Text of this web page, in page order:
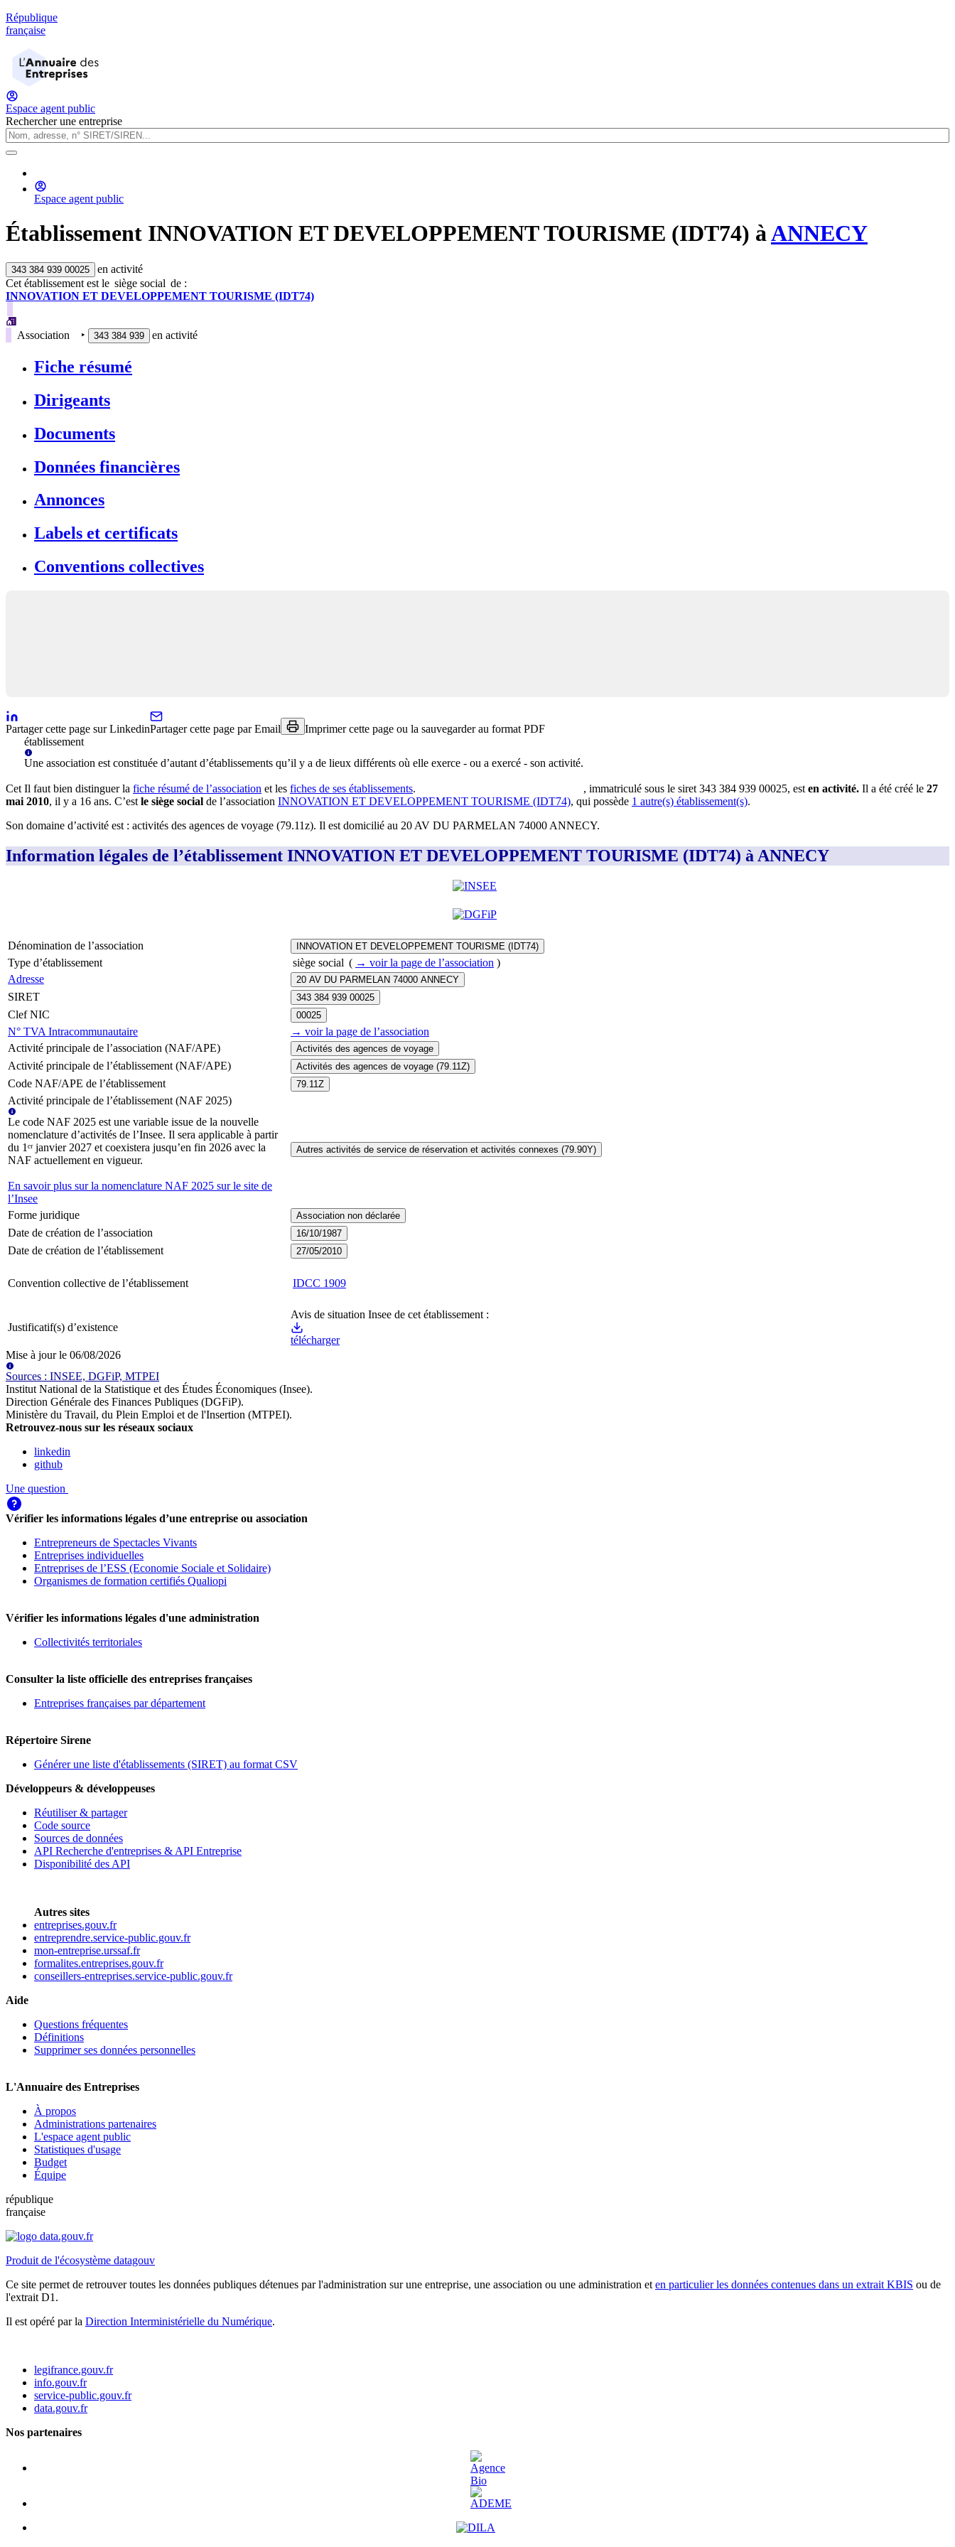
République
française
Espace agent public
Rechercher une entreprise
Espace agent public
Établissement INNOVATION ET DEVELOPPEMENT TOURISME (IDT74) àANNECY
343 384 939 00025
en activité
Cet établissement est le siège social de :
INNOVATION ET DEVELOPPEMENT TOURISME (IDT74)
Association ‣ 343 384 939 en activité
Fiche résumé
Dirigeants
Documents
Données financières
Annonces
Labels et certificats
Conventions collectives
Partager cette page sur LinkedinPartager cette page par Email Imprimer cette page ou la sauvegarder au format PDF
Cet
établissement
Une association est constituée d’autant d’établissements qu’il y a de lieux différents où elle exerce - ou a exercé - son activité.
Il faut bien distinguer la fiche résumé de l’association et les fiches de ses établissements. , immatriculé sous le siret 343 384 939 00025, est en activité. Il a été créé le 27
mai 2010, il y a 16 ans. C’est le siège social de l’association INNOVATION ET DEVELOPPEMENT TOURISME (IDT74), qui possède 1 autre(s) établissement(s).
Son domaine d’activité est : activités des agences de voyage (79.11z). Il est domicilié au 20 AV DU PARMELAN 74000 ANNECY.
Information légales de l’établissement INNOVATION ET DEVELOPPEMENT TOURISME (IDT74) à ANNECY
Dénomination de l’association INNOVATION ET DEVELOPPEMENT TOURISME (IDT74)
Type d’établissement siège social ( → voir la page de l’association )
Adresse
20 AV DU PARMELAN 74000 ANNECY
SIRET 343 384 939 00025
Clef NIC 00025
N° TVA Intracommunautaire → voir la page de l’association
Activité principale de l’association (NAF/APE)
Activités des agences de voyage
Activité principale de l’établissement (NAF/APE) Activités des agences de voyage (79.11Z)
Code NAF/APE de l’établissement 79.11Z
Activité principale de l’établissement (NAF 2025)
Le code NAF 2025 est une variable issue de la nouvelle
nomenclature d’activités de l’Insee. Il sera applicable à partir
du 1ᵉʳ janvier 2027 et coexistera jusqu’en fin 2026 avec la
NAF actuellement en vigueur.
En savoir plus sur la nomenclature NAF 2025 sur le site de
l’Insee
Autres activités de service de réservation et activités connexes (79.90Y)
Forme juridique Association non déclarée
Date de création de l’association 16/10/1987
Date de création de l’établissement 27/05/2010
Convention collective de l’établissement IDCC 1909
Justificatif(s) d’existence
Avis de situation Insee de cet établissement :
télécharger
Mise à jour le 06/08/2026
Sources : INSEE, DGFiP, MTPEI
Institut National de la Statistique et des Études Économiques (Insee).
Direction Générale des Finances Publiques (DGFiP).
Ministère du Travail, du Plein Emploi et de l'Insertion (MTPEI).
Retrouvez-nous sur les réseaux sociaux
linkedin
github
Une question
Vérifier les informations légales d’une entreprise ou association
Entrepreneurs de Spectacles Vivants
Entreprises individuelles
Entreprises de l’ESS (Economie Sociale et Solidaire)
Organismes de formation certifiés Qualiopi
Vérifier les informations légales d'une administration
Collectivités territoriales
Consulter la liste officielle des entreprises françaises
Entreprises françaises par département
Répertoire Sirene
Générer une liste d'établissements (SIRET) au format CSV
Développeurs & développeuses
Réutiliser & partager
Code source
Sources de données
API Recherche d'entreprises & API Entreprise
Disponibilité des API
Autres sites
entreprises.gouv.fr
entreprendre.service-public.gouv.fr
mon-entreprise.urssaf.fr
formalites.entreprises.gouv.fr
conseillers-entreprises.service-public.gouv.fr
Aide
Questions fréquentes
Définitions
Supprimer ses données personnelles
L'Annuaire des Entreprises
À propos
Administrations partenaires
L'espace agent public
Statistiques d'usage
Budget
Équipe
république
française
Produit de l'écosystème datagouv
Ce site permet de retrouver toutes les données publiques détenues par l'administration sur une entreprise, une association ou une administration et en particulier les données contenues dans un extrait KBIS ou de
l'extrait D1.
Il est opéré par la Direction Interministérielle du Numérique.
legifrance.gouv.fr
info.gouv.fr
service-public.gouv.fr
data.gouv.fr
Nos partenaires